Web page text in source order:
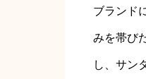
ブランド
みを帯び
し、サン